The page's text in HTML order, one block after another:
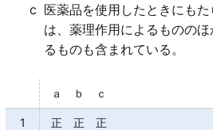
c 医薬品を使用したときにも
は、薬理作用によるものの
るものも含まれている。
ａ ｂ ｃ
1 正 正 正